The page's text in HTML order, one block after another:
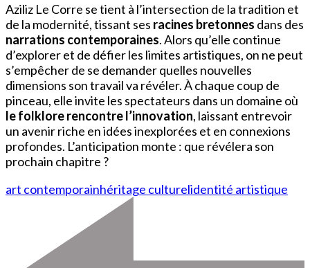
Aziliz Le Corre se tient à l’intersection de la tradition et
de la modernité, tissant ses racines bretonnes dans des
narrations contemporaines. Alors qu’elle continue
d’explorer et de défier les limites artistiques, on ne peut
s’empêcher de se demander quelles nouvelles
dimensions son travail va révéler. À chaque coup de
pinceau, elle invite les spectateurs dans un domaine où
le folklore rencontre l’innovation, laissant entrevoir
un avenir riche en idées inexplorées et en connexions
profondes. L’anticipation monte : que révélera son
prochain chapitre ?
art contemporainhéritage culturelidentité artistique